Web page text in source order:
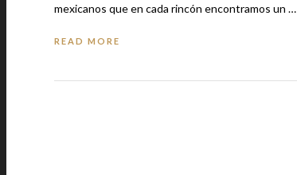
mexicanos que en cada rincón encontramos un …
READ MORE